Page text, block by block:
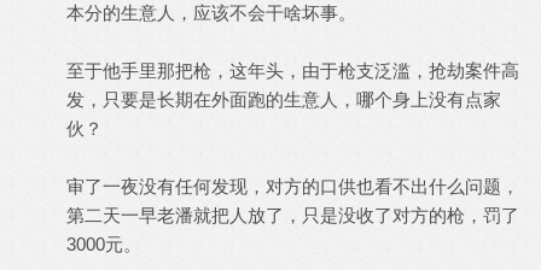
本分的生意人，应该不会干啥坏事。
至于他手里那把枪，这年头，由于枪支泛滥，抢劫案件高
发，只要是长期在外面跑的生意人，哪个身上没有点家
伙？
审了一夜没有任何发现，对方的口供也看不出什么问题，
第二天一早老潘就把人放了，只是没收了对方的枪，罚了
3000元。